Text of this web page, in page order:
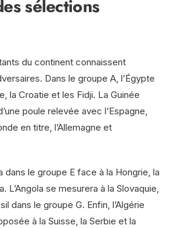
sélections
du continent connaissent
Dans le groupe A, l’Égypte
la Croatie et les Fidji. La Guinée
poule relevée avec l’Espagne,
en titre, l’Allemagne et
dans le groupe E face à la Hongrie, la
L’Angola se mesurera à la Slovaquie,
dans le groupe G. Enfin, l’Algérie
à la Suisse, la Serbie et la